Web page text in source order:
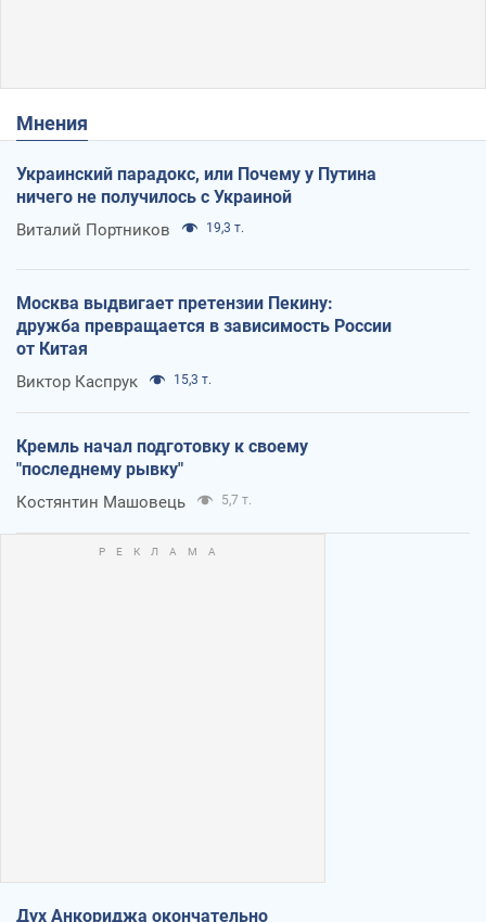
Мнения
Украинский парадокс, или Почему у Путина
ничего не получилось с Украиной
Виталий Портников 19,3 т.
Москва выдвигает претензии Пекину:
дружба превращается в зависимость России
от Китая
Виктор Каспрук 15,3 т.
Кремль начал подготовку к своему
"последнему рывку"
Костянтин Машовець 5,7 т.
Дух Анкориджа окончательно